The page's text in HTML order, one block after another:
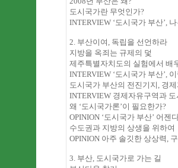
도시국가란 무엇인가?
INTERVIEW ‘도시국가 부산’,
2. 부산이여 , 독립을 선언하라
지방을 옥죄는 규제의 덫
제주특별자치도의 실험에서 배
INTERVIEW ‘도시국가 부산’,
도시국가 부산의 전진기지 , 경
INTERVIEW 경제자유구역과
왜 ‘도시국가론’이 필요한가?
OPINION ‘도시국가 부산’ 어젠
수도권과 지방의 상생을 위하여
OPINION 아주 솔깃한 상상력 ,
3. 부산, 도시국가로 가는 길